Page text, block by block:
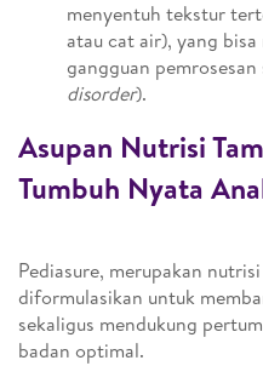
menyentuh tekstur
atau cat air), yang
gangguan pemrosesan
disorder).
Asupan Nutrisi
Tumbuh Nyata
Pediasure, merupakan
diformulasikan untuk
sekaligus mendukung
badan optimal.